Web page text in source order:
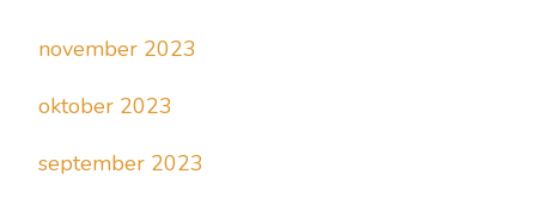
november 2023
oktober 2023
september 2023